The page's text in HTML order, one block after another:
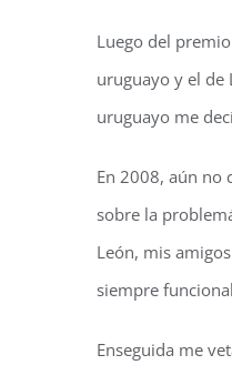
Luego del
uruguayo y el de
uruguayo me
En 2008, aún no
sobre la
León, mis
siempre
Enseguida me